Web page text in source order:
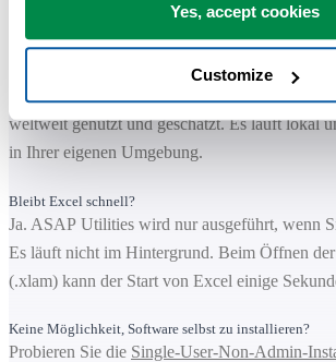
Yes, accept cookies
Customize
Nicht verfügbar für Excel Online, Excel für
Ja. Der Download ist digital signiert und wird
weltweit genutzt und geschätzt. Es läuft lokal
in Ihrer eigenen Umgebung.
Bleibt Excel schnell?
Ja. ASAP Utilities wird nur ausgeführt, wenn
Es läuft nicht im Hintergrund. Beim Öffnen
(.xlam) kann der Start von Excel einige
Keine Möglichkeit, Software selbst zu installieren?
Probieren Sie die Single-User-Non-Admin-